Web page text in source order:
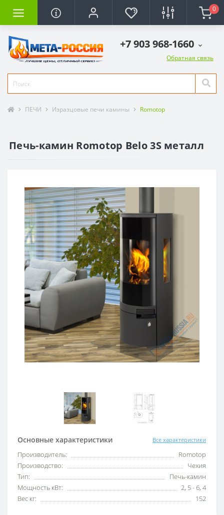
0
+7 903 968-1660
Обратная связь
ПЕЧИ Изразцовые печи камины Romotop
Печь-камин Romotop Belo 3S металл
Основные характеристики Все характеристики
Производитель:
Romotop
Производство:
Чехия
Тип:
Печь-камин
Мощность кВт:
2, 5 - 6, 4
Вес кг:
152